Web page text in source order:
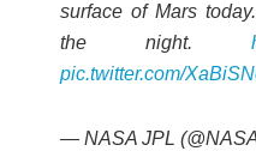
surface of Mars
the night.
pic.twitter.com/
— NASA JPL